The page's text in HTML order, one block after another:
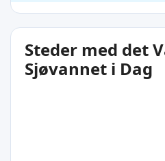
Steder med det
Sjøvannet i Dag